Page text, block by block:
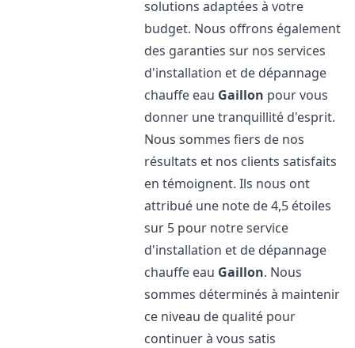
solutions adaptées à votre
budget. Nous offrons également
des garanties sur nos services
d'installation et de dépannage
chauffe eau Gaillon pour vous
donner une tranquillité d'esprit.
Nous sommes fiers de nos
résultats et nos clients satisfaits
en témoignent. Ils nous ont
attribué une note de 4,5 étoiles
sur 5 pour notre service
d'installation et de dépannage
chauffe eau Gaillon. Nous
sommes déterminés à maintenir
ce niveau de qualité pour
continuer à vous satis